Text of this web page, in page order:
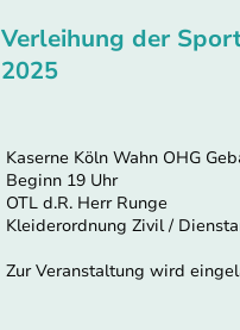
Verleihung der
2025
Kaserne Köln Wahn OHG
Beginn 19 Uhr
OTL d.R. Herr Runge
Kleiderordnung Zivil /
Zur Veranstaltung wird